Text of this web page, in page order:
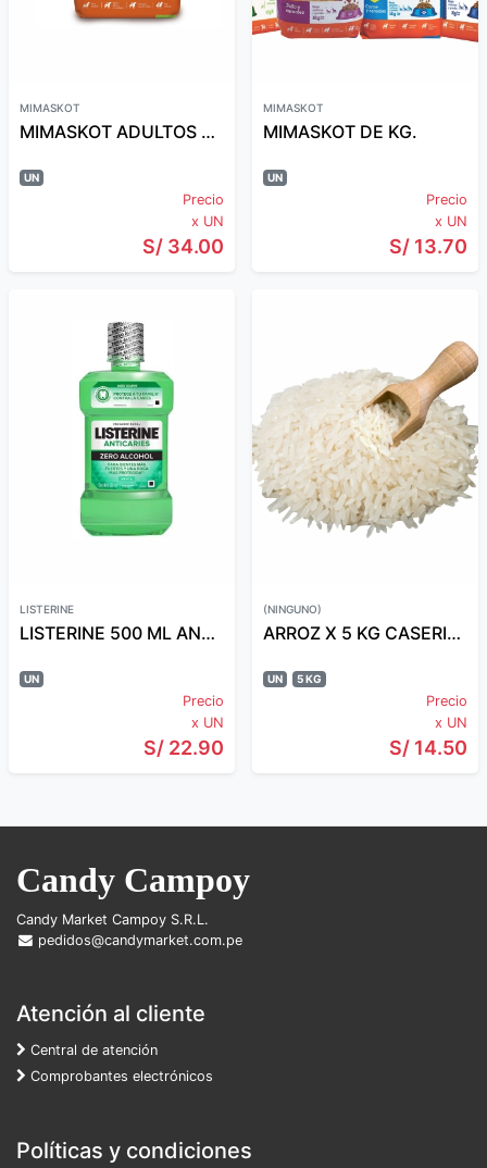
MIMASKOT
MIMASKOT ADULTOS RAZ.PEQUEÑA 3KG
UN
Precio
x UN
S/ 34.00
MIMASKOT
MIMASKOT DE KG.
UN
Precio
x UN
S/ 13.70
LISTERINE
LISTERINE 500 ML ANTICARIES ZERO ALCOHOL
UN
Precio
x UN
S/ 22.90
(NINGUNO)
ARROZ X 5 KG CASERITA A GRANEL
UN 5 KG
Precio
x UN
S/ 14.50
Candy Campoy
Candy Market Campoy S.R.L.
pedidos@candymarket.com.pe
Atención al cliente
Central de atención
Comprobantes electrónicos
Políticas y condiciones